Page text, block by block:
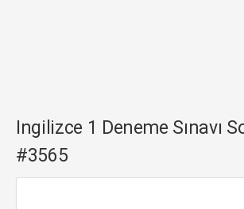
Ingilizce 1 Deneme Sınavı
#3565